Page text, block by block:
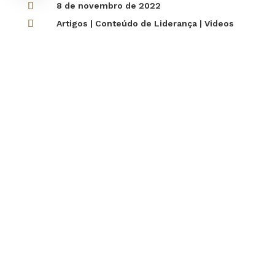
 8 de novembro de 2022
 Artigos | Conteúdo de Liderança| Videos